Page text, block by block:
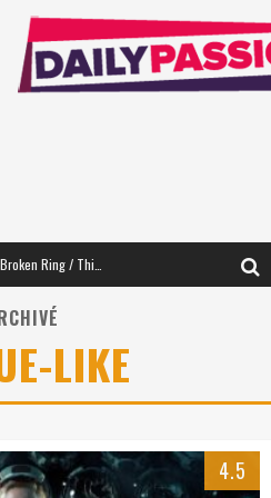
« Le Béton et le Bambou / Propositions pour Mayotte et le Monde. » - Améliorations !
« MOFUSAND / Parler Japonais » – Des Expressions Pratiques !
LIKE
4.5